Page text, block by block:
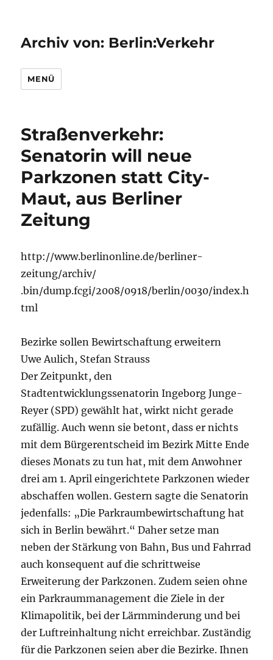
Archiv von: Berlin:Verkehr
MENÜ
Straßenverkehr:
Senatorin will neue
Parkzonen statt City-
Maut, aus Berliner
Zeitung
http://www.berlinonline.de/berliner-
zeitung/archiv/
.bin/dump.fcgi/2008/0918/berlin/0030/index.h
tml
Bezirke sollen Bewirtschaftung erweitern
Uwe Aulich, Stefan Strauss
Der Zeitpunkt, den
Stadtentwicklungssenatorin Ingeborg Junge-
Reyer (SPD) gewählt hat, wirkt nicht gerade
zufällig. Auch wenn sie betont, dass er nichts
mit dem Bürgerentscheid im Bezirk Mitte Ende
dieses Monats zu tun hat, mit dem Anwohner
drei am 1. April eingerichtete Parkzonen wieder
abschaffen wollen. Gestern sagte die Senatorin
jedenfalls: „Die Parkraumbewirtschaftung hat
sich in Berlin bewährt.“ Daher setze man
neben der Stärkung von Bahn, Bus und Fahrrad
auch konsequent auf die schrittweise
Erweiterung der Parkzonen. Zudem seien ohne
ein Parkraummanagement die Ziele in der
Klimapolitik, bei der Lärmminderung und bei
der Luftreinhaltung nicht erreichbar. Zuständig
für die Parkzonen seien aber die Bezirke. Ihnen